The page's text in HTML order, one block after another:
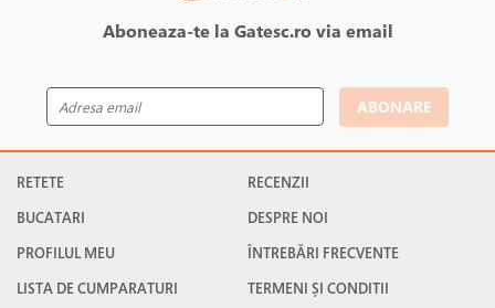
Aboneaza-te la Gatesc.ro via email
ABONARE
RETETE
BUCATARI
PROFILUL MEU
LISTA DE CUMPARATURI
RECENZII
DESPRE NOI
ÎNTREBĂRI FRECVENTE
TERMENI ȘI CONDITII